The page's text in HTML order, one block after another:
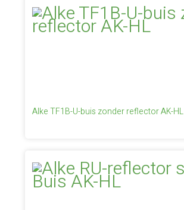
Alke TF1B-U-buis zonder reflector AK-HL